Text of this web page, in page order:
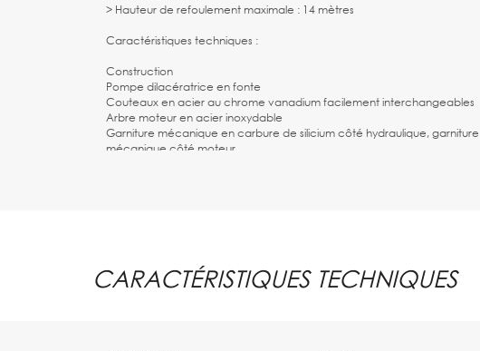
> Hauteur de refoulement maximale : 14 mètres
Caractéristiques techniques :
Construction
Pompe dilacératrice en fonte
Couteaux en acier au chrome vanadium facilement interchangeables
Arbre moteur en acier inoxydable
Garniture mécanique en carbure de silicium côté hydraulique, garniture
mécanique côté moteur
Vitesse de rotation : 1 450 tours / minute
Indice de protection IP68 - classe F
CARACTÉRISTIQUES TECHNIQUES